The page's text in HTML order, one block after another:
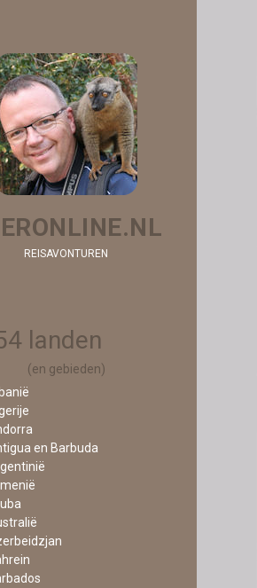
REISAVONTUREN
landen
(en gebieden)
en Barbuda